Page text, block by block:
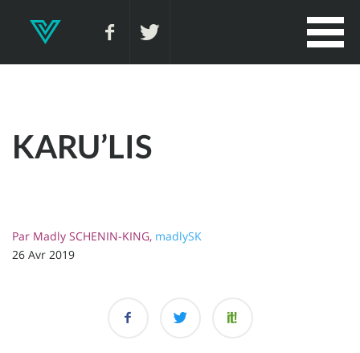
KARU’LIS
Par Madly SCHENIN-KING, madlySK
26 Avr 2019